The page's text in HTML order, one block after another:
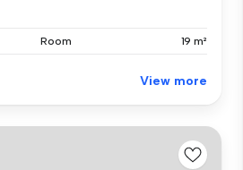
Room 19 m²
View more